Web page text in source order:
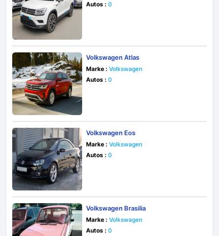
Autos : 0
Volkswagen Atlas
Marke : Volkswagen
Autos : 0
Volkswagen Eos
Marke : Volkswagen
Autos : 0
Volkswagen Brasilia
Marke : Volkswagen
Autos : 0